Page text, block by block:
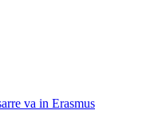
va in Erasmus